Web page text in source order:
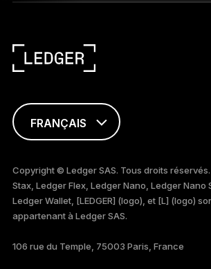
FRANÇAIS
TÜRKÇE
DEUTSCH
PORTUGUÊS
Copyright © Ledger SAS. Tous droits
Stax, Ledger Flex, Ledger Nano, Ledger Nano
Ledger Wallet, [LEDGER] (logo), et [L] (logo)
appartenant à Ledger SAS.
106 rue du Temple, 75003 Paris, France